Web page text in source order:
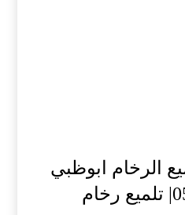
الرخام ابوظبي